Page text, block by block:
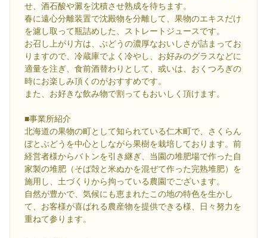
せ、酒石酸や澱を沈積させ熟成を待ちます。
春に遠心分離装置で沈殿物を分離して、果物のエキスだけ
を濾し取って瓶詰めした、ストレートジュースです。
お召し上がり方は、ぶどうの濃厚なおいしさが詰まってお
りますので、冷蔵庫でよく冷やし、お好みのグラスなどに
適量を注ぎ、食前酒替わりとして、或いは、おくつろぎの
時にお楽しみ頂くのがおすすめです。
また、お好きな飲み物で割ってもおいしく頂けます。
■事業所紹介
北海道の果物の町として知られている仁木町で、さくらん
ぼとぶどうを中心としながら果樹を栽培しております。前
経営者様からバトンを引き継ぎ、当園の堆肥場で作った自
家製の堆肥（そば殻と米ぬかを混ぜて作った完熟堆肥）を
施用し、土づくりから拘っている農園でございます。
自然が豊かで、気候にも恵まれたこの地の特色を生かし
て、お客様が喜ばれる農産物を提供できる様、日々努力を
重ねて参ります。